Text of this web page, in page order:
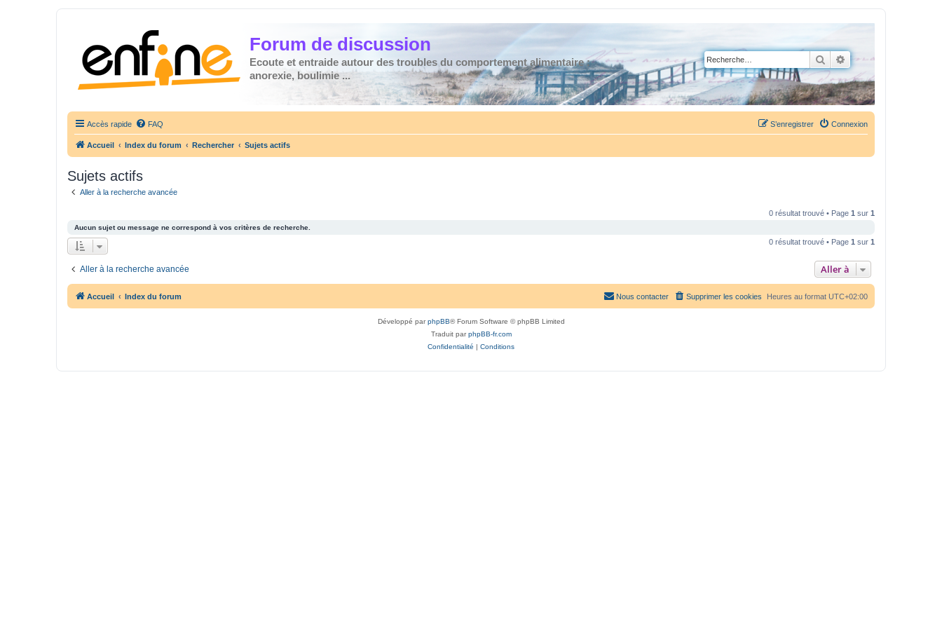
Forum de discussion
Ecoute et entraide autour des troubles du comportement alimentaire :
anorexie, boulimie ...
Rechercher
Recherche avancée
Accès rapide FAQ Connexion
S’enregistrer
Accueil Index du forum Rechercher Sujets actifs
Sujets actifs
Aller à la recherche avancée
0 résultat trouvé • Page 1 sur 1
Aucun sujet ou message ne correspond à vos critères de recherche.
0 résultat trouvé • Page 1 sur 1
Aller à la recherche avancée Aller à
Accueil Index du forum Heures au format UTC+02:00
Supprimer les cookies
Nous contacter
Développé parphpBB® Forum Software © phpBB Limited
Traduit parphpBB-fr.com
Confidentialité | Conditions